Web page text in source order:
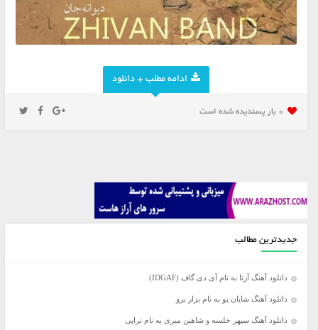
ادامه مطلب + دانلود
0 بار پسنديده شده است
جدیدترین مطالب
دانلود آهنگ آرتا به نام آی دی گاف (IDGAF)
دانلود آهنگ شایان یو به نام بزار برو
دانلود آهنگ سپهر خلسه و شاهین میری به نام تراپی